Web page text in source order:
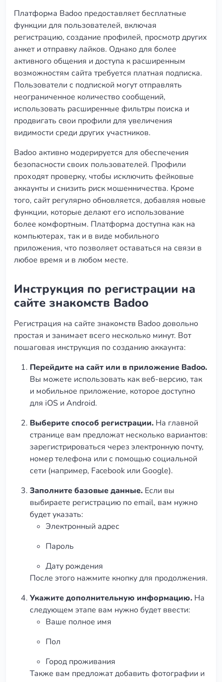
Платформа Badoo предоставляет бесплатные
функции для пользователей, включая
регистрацию, создание профилей, просмотр других
анкет и отправку лайков. Однако для более
активного общения и доступа к расширенным
возможностям сайта требуется платная подписка.
Пользователи с подпиской могут отправлять
неограниченное количество сообщений,
использовать расширенные фильтры поиска и
продвигать свои профили для увеличения
видимости среди других участников.
Badoo активно модерируется для обеспечения
безопасности своих пользователей. Профили
проходят проверку, чтобы исключить фейковые
аккаунты и снизить риск мошенничества. Кроме
того, сайт регулярно обновляется, добавляя новые
функции, которые делают его использование
более комфортным. Платформа доступна как на
компьютерах, так и в виде мобильного
приложения, что позволяет оставаться на связи в
любое время и в любом месте.
Инструкция по регистрации на
сайте знакомств Badoo
Регистрация на сайте знакомств Badoo довольно
простая и занимает всего несколько минут. Вот
пошаговая инструкция по созданию аккаунта:
Перейдите на сайт или в приложение Badoo.
Вы можете использовать как веб-версию, так
и мобильное приложение, которое доступно
для iOS и Android.
Выберите способ регистрации. На главной
странице вам предложат несколько вариантов:
зарегистрироваться через электронную почту,
номер телефона или с помощью социальной
сети (например, Facebook или Google).
Заполните базовые данные. Если вы
выбираете регистрацию по email, вам нужно
будет указать:
Электронный адрес
Пароль
Дату рождения
После этого нажмите кнопку для продолжения.
Укажите дополнительную информацию. На
следующем этапе вам нужно будет ввести:
Ваше полное имя
Пол
Город проживания
Также вам предложат добавить фотографии и